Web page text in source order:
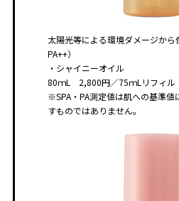
太陽光等による環境ダメージか
PA++）
・シャイニーオイル
80ｍL 2,800円／75ｍLリフィ
※SPA・PA測定値は肌への基準
すものではありません。